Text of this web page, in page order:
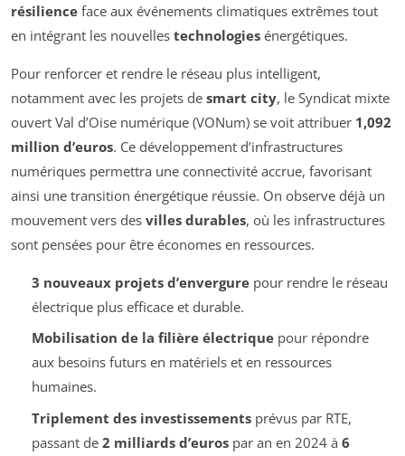
résilience face aux événements climatiques extrêmes tout
en intégrant les nouvelles technologies énergétiques.
Pour renforcer et rendre le réseau plus intelligent,
notamment avec les projets de smart city, le Syndicat mixte
ouvert Val d’Oise numérique (VONum) se voit attribuer 1,092
million d’euros. Ce développement d’infrastructures
numériques permettra une connectivité accrue, favorisant
ainsi une transition énergétique réussie. On observe déjà un
mouvement vers des villes durables, où les infrastructures
sont pensées pour être économes en ressources.
3 nouveaux projets d’envergurepour rendre le réseau
électrique plus efficace et durable.
Mobilisation de la filière électriquepour répondre
aux besoins futurs en matériels et en ressources
humaines.
Triplement des investissementsprévus par RTE,
passant de 2 milliards d’eurospar an en 2024 à 6